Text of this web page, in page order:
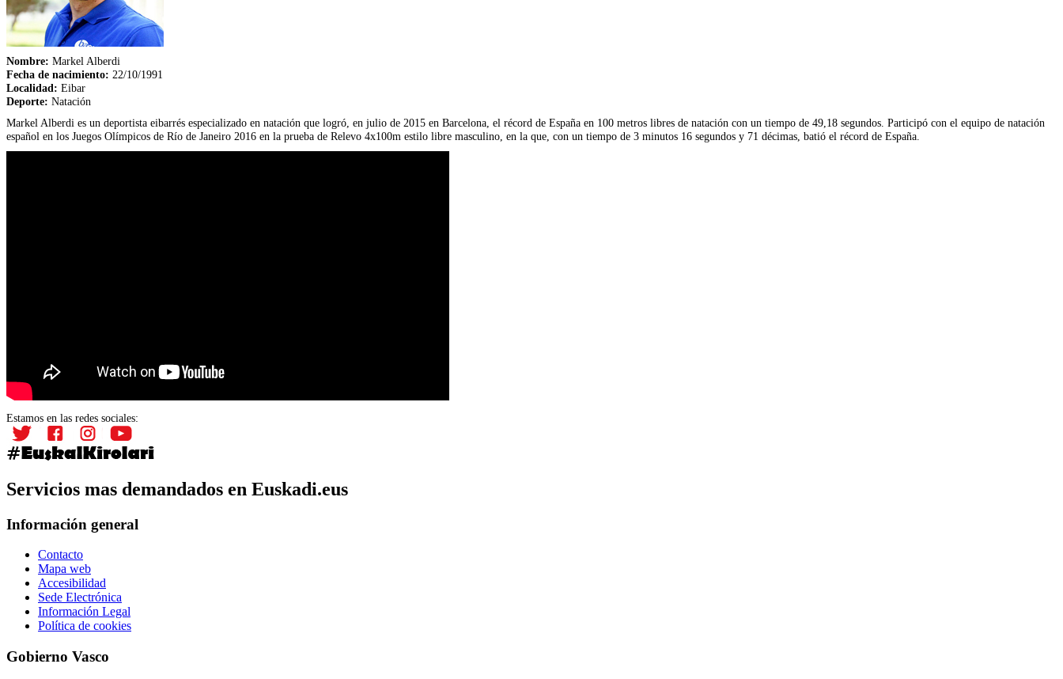
Nombre: Markel Alberdi
Fecha de nacimiento: 22/10/1991
Localidad: Eibar
Deporte: Natación
Markel Alberdi es un deportista eibarrés especializado en natación que logró, en julio de 2015 en Barcelona, el récord de España en 100 metros libres de natación con un tiempo de 49,18 segundos. Participó con el equipo de natación
español en los Juegos Olímpicos de Río de Janeiro 2016 en la prueba de Relevo 4x100m estilo libre masculino, en la que, con un tiempo de 3 minutos 16 segundos y 71 décimas, batió el récord de España.
Estamos en las redes sociales:
Servicios mas demandados en Euskadi.eus
Información general
Contacto
Mapa web
Accesibilidad
Sede Electrónica
Información Legal
Política de cookies
Gobierno Vasco